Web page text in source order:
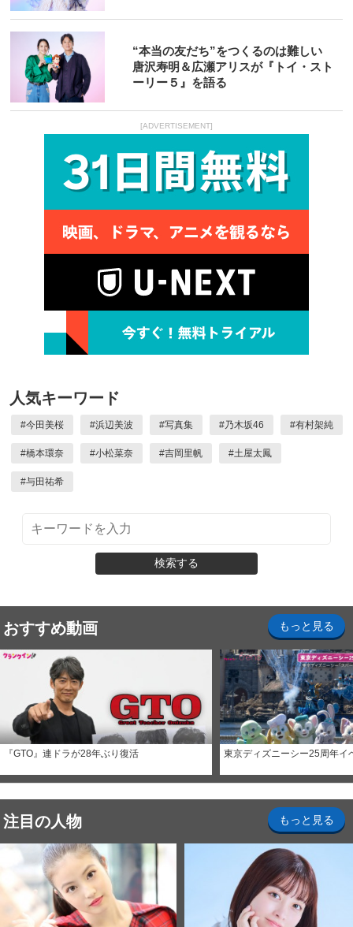
“本当の友だち”をつくるのは難しい
唐沢寿明＆広瀬アリスが『トイ・スト
ーリー５』を語る
[ADVERTISEMENT]
人気キーワード
#今田美桜 #浜辺美波 #写真集 #乃木坂46 #有村架純
#橋本環奈 #小松菜奈 #吉岡里帆 #土屋太鳳
#与田祐希
検索する
おすすめ動画 もっと見る
『GTO』連ドラが28年ぶり復活 東京ディズニーシー25周年イ
注目の人物 もっと見る